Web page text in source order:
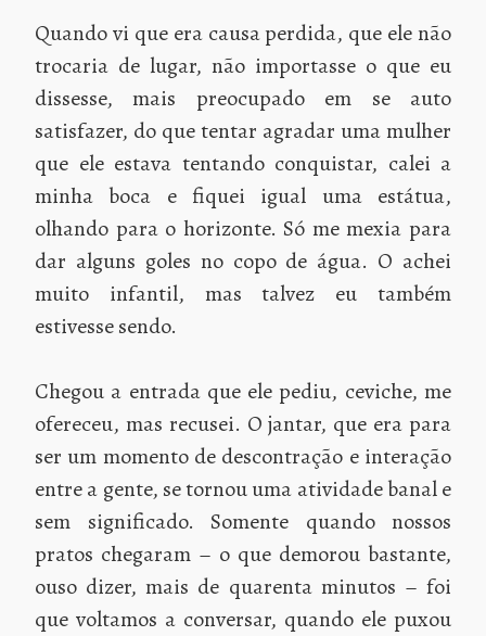
Quando vi que era causa perdida, que ele não
trocaria de lugar, não importasse o que eu
dissesse, mais preocupado em se auto
satisfazer, do que tentar agradar uma mulher
que ele estava tentando conquistar, calei a
minha boca e fiquei igual uma estátua,
olhando para o horizonte. Só me mexia para
dar alguns goles no copo de água. O achei
muito infantil, mas talvez eu também
estivesse sendo.
Chegou a entrada que ele pediu, ceviche, me
ofereceu, mas recusei. O jantar, que era para
ser um momento de descontração e interação
entre a gente, se tornou uma atividade banal e
sem significado. Somente quando nossos
pratos chegaram – o que demorou bastante,
ouso dizer, mais de quarenta minutos – foi
que voltamos a conversar, quando ele puxou